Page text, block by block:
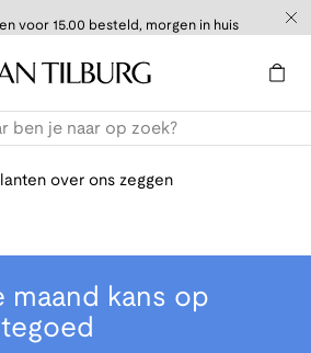
voor 15.00 besteld, morgen in huis
over ons zeggen
maand kans op